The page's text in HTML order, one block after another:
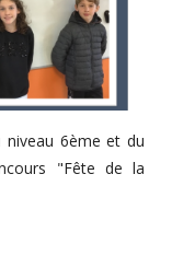
6ème et du
"Fête de la